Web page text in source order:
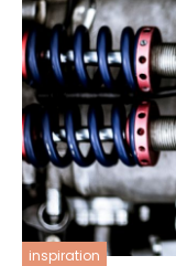
inspiration